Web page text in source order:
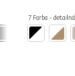
7 Farba - detailná